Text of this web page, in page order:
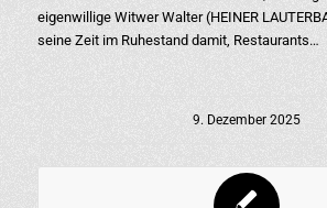
eigenwillige Witwer Walter (HEINER
seine Zeit im Ruhestand damit, Restaurants…
9. Dezember 2025